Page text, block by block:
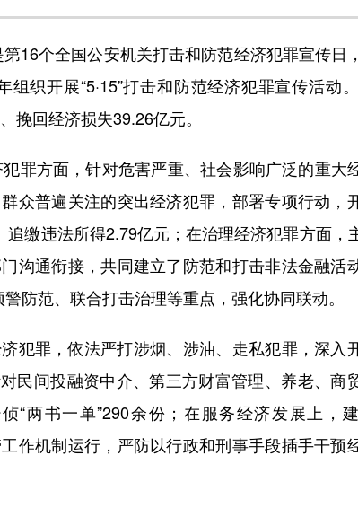
个全国公安机关打击和防范经济犯罪宣传日
织开展“5·15”打击和防范经济犯罪宣传活动
挽回经济损失39.26亿元。
方面，针对危害严重、社会影响广泛的重大
众普遍关注的突出经济犯罪，部署专项行动，
缴违法所得2.79亿元；在治理经济犯罪方面，
沟通衔接，共同建立了防范和打击非法金融活
防范、联合打击治理等重点，强化协同联动。
罪，依法严打涉烟、涉油、走私犯罪，深入
民间投融资中介、第三方财富管理、养老、商
“两书一单”290余份；在服务经济发展上，
作机制运行，严防以行政和刑事手段插手干预